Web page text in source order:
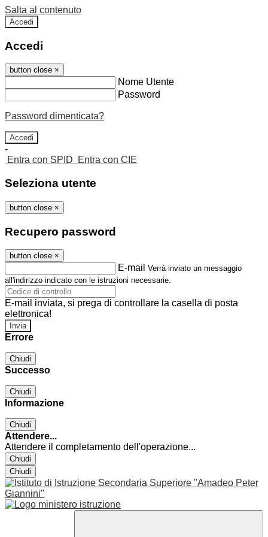
Salta al contenuto
Accedi
Accedi
button close ×
Nome Utente
Password
Password dimenticata?
-
Entra con SPID
Entra con CIE
Seleziona utente
button close ×
Recupero password
button close ×
E-mail Verrà inviato un messaggio
all'indirizzo indicato con le istruzioni necessarie.
E-mail inviata, si prega di controllare la casella di posta
elettronica!
Errore
Chiudi
Successo
Chiudi
Informazione
Chiudi
Attendere...
Attendere il completamento dell'operazione...
Chiudi
Chiudi